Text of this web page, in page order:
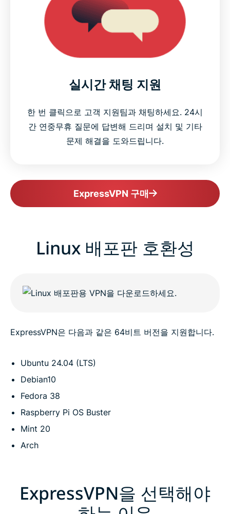
실시간 채팅 지원
한 번 클릭으로 고객 지원팀과 채팅하세요. 24시
간 연중무휴 질문에 답변해 드리며 설치 및 기타
문제 해결을 도와드립니다.
ExpressVPN 구매
Linux 배포판 호환성
ExpressVPN은 다음과 같은 64비트 버전을 지원합니다.
Ubuntu 24.04 (LTS)
Debian10
Fedora 38
Raspberry Pi OS Buster
Mint 20
Arch
ExpressVPN을 선택해야